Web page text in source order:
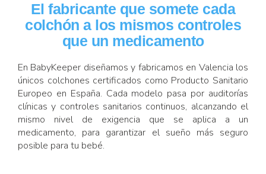
El fabricante que somete cada
colchón a los mismos controles
que un medicamento
En BabyKeeper diseñamos y fabricamos en Valencia los
únicos colchones certificados como Producto Sanitario
Europeo en España. Cada modelo pasa por auditorías
clínicas y controles sanitarios continuos, alcanzando el
mismo nivel de exigencia que se aplica a un
medicamento, para garantizar el sueño más seguro
posible para tu bebé.